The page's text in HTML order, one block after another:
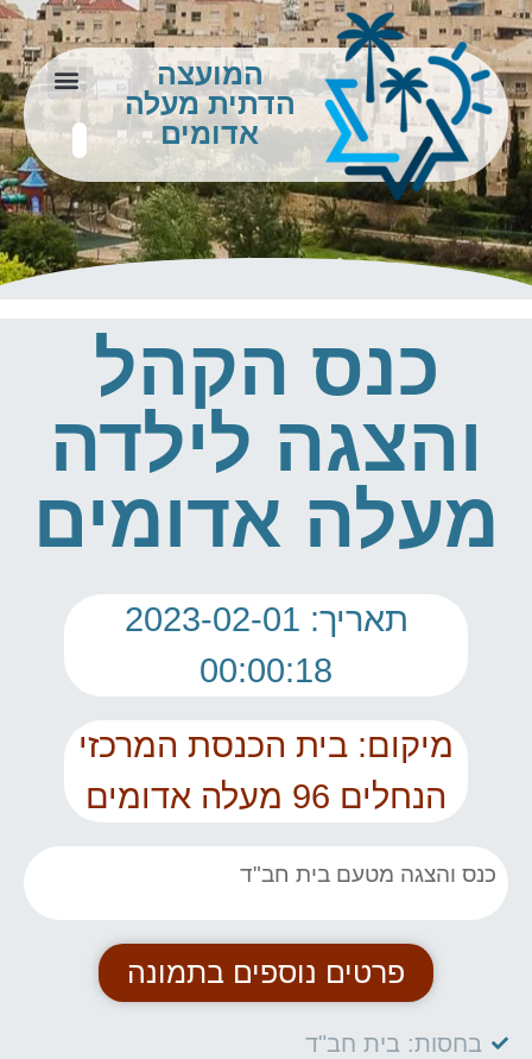
המועצה
הדתית מעלה
אדומים
כנס הקהל
והצגה לילדה
מעלה אדומים
תאריך: 2023-02-01
00:00:18
מיקום: בית הכנסת המרכזי
הנחלים 96 מעלה אדומים
כנס והצגה מטעם בית חב"ד
פרטים נוספים בתמונה
בחסות: בית חב"ד